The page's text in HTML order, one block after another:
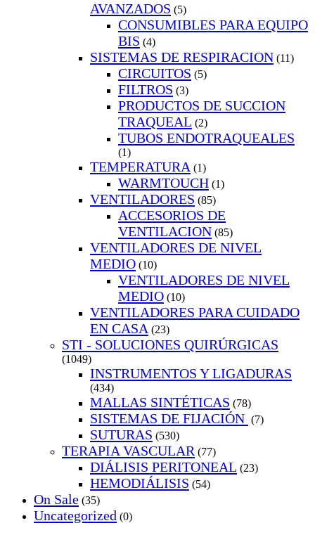
AVANZADOS (5)
CONSUMIBLES PARA EQUIPO
BIS (4)
SISTEMAS DE RESPIRACION (11)
CIRCUITOS (5)
FILTROS (3)
PRODUCTOS DE SUCCION
TRAQUEAL (2)
TUBOS ENDOTRAQUEALES
(1)
TEMPERATURA (1)
WARMTOUCH (1)
VENTILADORES (85)
ACCESORIOS DE
VENTILACION (85)
VENTILADORES DE NIVEL
MEDIO (10)
VENTILADORES DE NIVEL
MEDIO (10)
VENTILADORES PARA CUIDADO
EN CASA (23)
STI - SOLUCIONES QUIRÚRGICAS
(1049)
INSTRUMENTOS Y LIGADURAS
(434)
MALLAS SINTÉTICAS (78)
SISTEMAS DE FIJACIÓN (7)
SUTURAS (530)
TERAPIA VASCULAR (77)
DIÁLISIS PERITONEAL (23)
HEMODIÁLISIS (54)
On Sale (35)
Uncategorized (0)